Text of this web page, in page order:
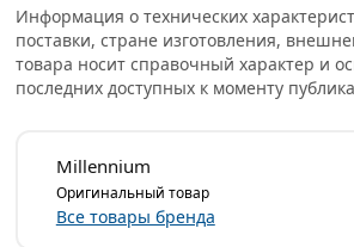
свяжутся с Вами для согласования
или самовывоза.
Условия доставки и цены на товар
области.
Информация о технических
поставки, стране изготовления,
товара носит справочный характер и
последних доступных к моменту
Millennium
Оригинальный товар
Все товары бренда